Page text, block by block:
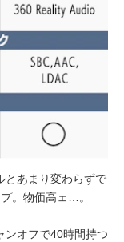
とあまり変わらずで
。物価高ェ…。
ンオフで40時間持つ